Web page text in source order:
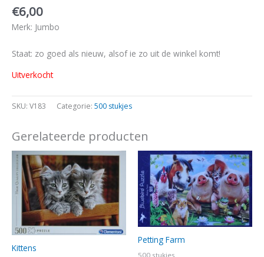
€6,00
Merk: Jumbo
Staat: zo goed als nieuw, alsof ie zo uit de winkel komt!
Uitverkocht
SKU: V183 Categorie: 500 stukjes
Gerelateerde producten
Kittens
Petting Farm
500 stukjes